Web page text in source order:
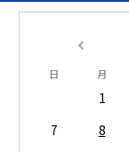
日 月
1
7
8